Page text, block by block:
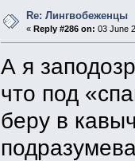
Re: Лингвобеженцы
«Reply #286 on: 03 June
А я
что под
беру в